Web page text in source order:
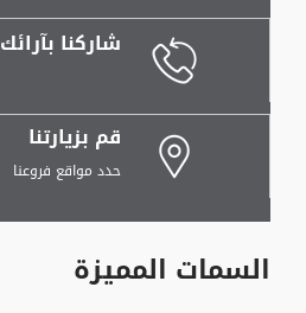
شاركنا بآرائك
قم بزيارتنا
حدد مواقع فروعنا
السمات المميزة